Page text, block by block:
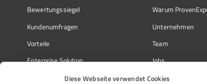
Diese Webseite verwendet Cookies
Bewertungssiegel
Kundenumfragen
Vorteile
Enterprise Solution
Partnerprogramm
Warum
Unternehmen
Team
Jobs
Kundenstimmen